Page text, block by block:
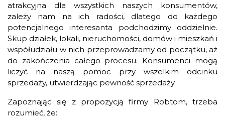
atrakcyjna dla wszystkich naszych konsumentów,
zależy nam na ich radości, dlatego do każdego
potencjalnego interesanta podchodzimy oddzielnie.
Skup działek, lokali, nieruchomości, domów i mieszkań i
współudziału w nich przeprowadzamy od początku, aż
do zakończenia całego procesu. Konsumenci mogą
liczyć na naszą pomoc przy wszelkim odcinku
sprzedaży, utwierdzając pewność sprzedaży.
Zapoznając się z propozycją firmy Robtom, trzeba
rozumieć, że: